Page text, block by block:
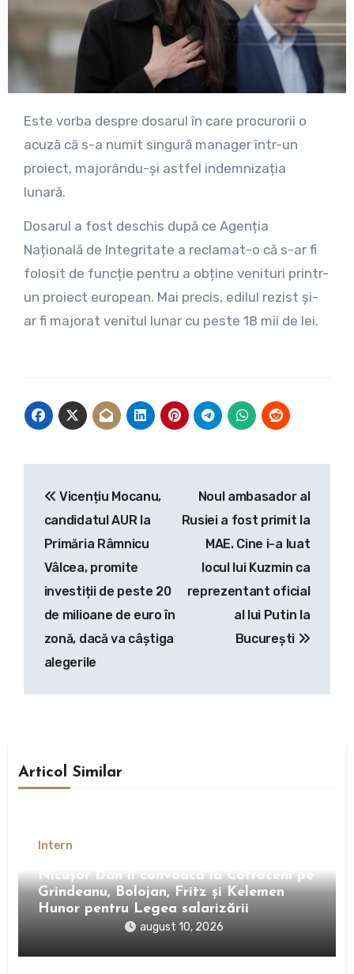
Este vorba despre dosarul în care procurorii o
acuză că s-a numit singură manager într-un
proiect, majorându-și astfel indemnizația
lunară.
Dosarul a fost deschis după ce Agenția
Națională de Integritate a reclamat-o că s-ar fi
folosit de funcție pentru a obține venituri printr-
un proiect european. Mai precis, edilul rezist și-
ar fi majorat venitul lunar cu peste 18 mii de lei.
articole
Vicențiu Mocanu,
candidatul AUR la
Primăria Râmnicu
Vâlcea, promite
investiții de peste 20
de milioane de euro în
zonă, dacă va câștiga
alegerile
Noul ambasador al
Rusiei a fost primit la
MAE. Cine i-a luat
locul lui Kuzmin ca
reprezentant oficial
al lui Putin la
București
Articol Similar
Intern
Nicușor Dan îi convoacă la Cotroceni pe
Grindeanu, Bolojan, Fritz și Kelemen
Hunor pentru Legea salarizării
august 10, 2026